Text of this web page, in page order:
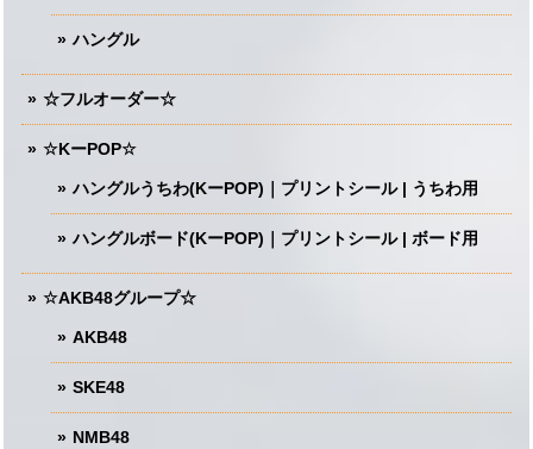
ハングル
☆フルオーダー☆
☆KーPOP☆
ハングルうちわ(KーPOP)｜プリントシール | うちわ用
ハングルボード(KーPOP)｜プリントシール | ボード用
☆AKB48グループ☆
AKB48
SKE48
NMB48